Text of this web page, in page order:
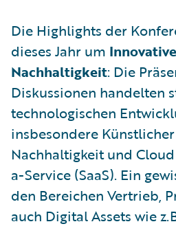
Die Highlights der
dieses Jahr um
Nachhaltigkeit: Die
Diskussionen handelten
technologischen
insbesondere
Nachhaltigkeit und
a-Service (SaaS). Ein
den Bereichen Vertrieb,
auch Digital Assets wie